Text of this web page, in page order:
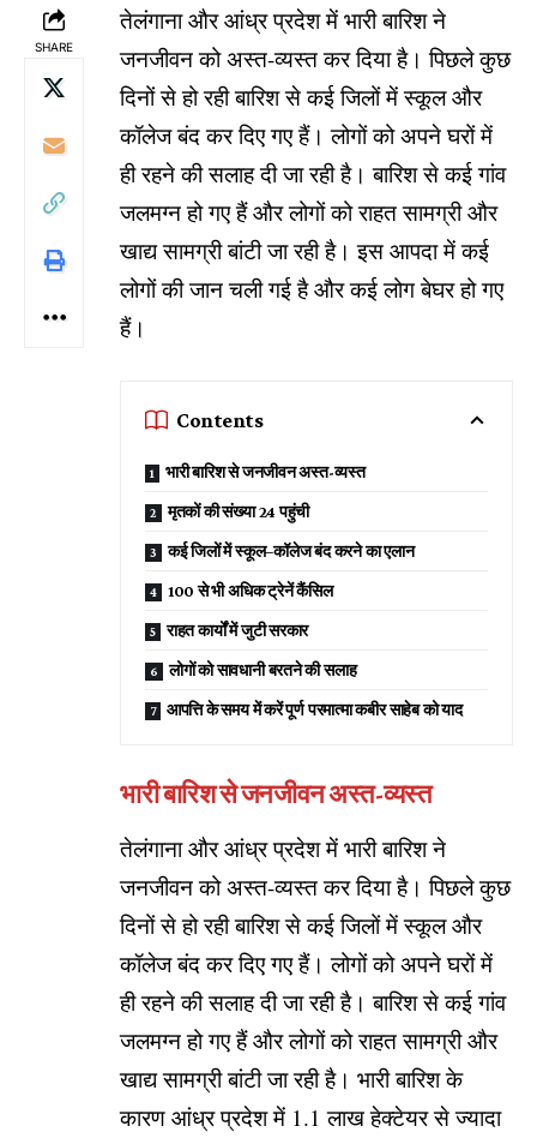
SHARE
तेलंगाना और आंध्र प्रदेश में भारी बारिश ने
जनजीवन को अस्त-व्यस्त कर दिया है। पिछले कुछ
दिनों से हो रही बारिश से कई जिलों में स्कूल और
कॉलेज बंद कर दिए गए हैं। लोगों को अपने घरों में
ही रहने की सलाह दी जा रही है। बारिश से कई गांव
जलमग्न हो गए हैं और लोगों को राहत सामग्री और
खाद्य सामग्री बांटी जा रही है। इस आपदा में कई
लोगों की जान चली गई है और कई लोग बेघर हो गए
हैं।
Contents
भारी बारिश से जनजीवन अस्त-व्यस्त
मृतकों की संख्या 24 पहुंची
कई जिलों में स्कूल–कॉलेज बंद करने का एलान
100 से भी अधिक ट्रेनें कैंसिल
राहत कार्यों में जुटी सरकार
लोगों को सावधानी बरतने की सलाह
आपत्ति के समय में करें पूर्ण परमात्मा कबीर साहेब को याद
भारी बारिश से जनजीवन अस्त-व्यस्त
तेलंगाना और आंध्र प्रदेश में भारी बारिश ने
जनजीवन को अस्त-व्यस्त कर दिया है। पिछले कुछ
दिनों से हो रही बारिश से कई जिलों में स्कूल और
कॉलेज बंद कर दिए गए हैं। लोगों को अपने घरों में
ही रहने की सलाह दी जा रही है। बारिश से कई गांव
जलमग्न हो गए हैं और लोगों को राहत सामग्री और
खाद्य सामग्री बांटी जा रही है। भारी बारिश के
कारण आंध्र प्रदेश में 1.1 लाख हेक्टेयर से ज्यादा